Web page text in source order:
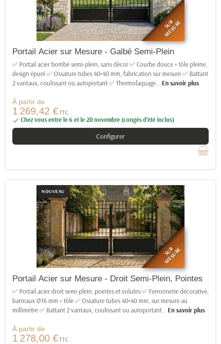
SUR
MESURE
Portail Acier sur Mesure - Galbé Semi-Plein
✅ Portail acier bombé semi-plein, sans décor ✅ Courbe douce + tôle pleine,
design épuré ✅ Ossature tubes 40×40 mm, fabrication sur mesure ✅ Battant
2 vantaux, coulissant ou autoportant ✅ Thermolaquage
En savoir plus
À partir de
1 269,42 €TTC
 Chez vous entre le 6 et le 20 novembre (congés d’été inclus)
Configurer
NOUVEAU
SUR
MESURE
Portail Acier sur Mesure - Droit Semi-Plein, Pointes
✅ Portail acier droit semi-plein, pointes et volutes ✅ Ferronnerie décorative,
barreaux Ø16 mm + tôle ✅ Ossature tubes 40×40 mm, sur mesure au
millimètre ✅ Battant 2 vantaux, coulissant ou autoportant
En savoir plus
À partir de
1 278,00 €TTC